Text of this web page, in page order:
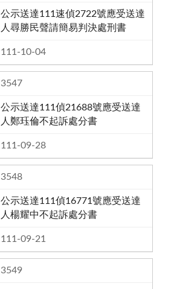
公示送達111速偵2722號應受送達
人尋勝民聲請簡易判決處刑書
111-10-04
3547
公示送達111偵21688號應受送達
人鄭珏倫不起訴處分書
111-09-28
3548
公示送達111偵16771號應受送達
人楊耀中不起訴處分書
111-09-21
3549